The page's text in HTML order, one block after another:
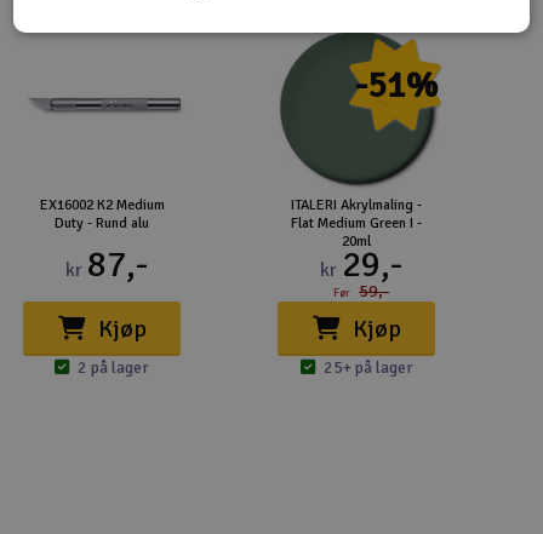
EX16002 K2 Medium
Duty - Rund alu
kr 87,-
Kjøp
2 på lager
-51%
ITALERI Akrylmaling -
Flat Medium Green I -
20ml
kr 29,-
Før 59,-
Kjøp
25+ på lager